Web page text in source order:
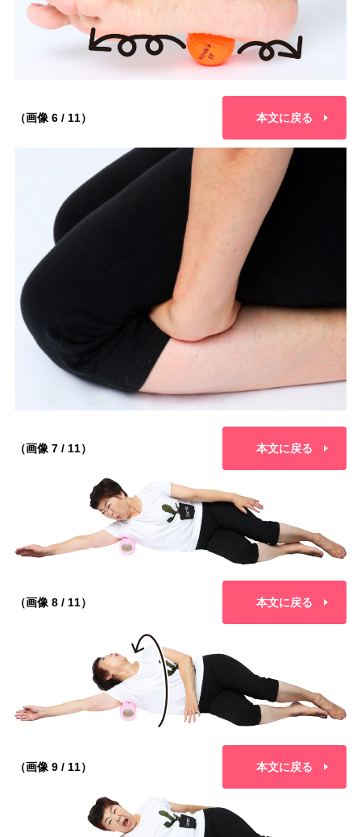
（画像 6 / 11） 本文に戻る
（画像 7 / 11） 本文に戻る
（画像 8 / 11） 本文に戻る
（画像 9 / 11） 本文に戻る